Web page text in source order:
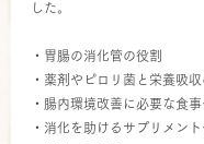
した。
・胃腸の消化管の役割
・薬剤やピロリ菌と栄養吸
・腸内環境改善に必要な食
・消化を助けるサプリメン